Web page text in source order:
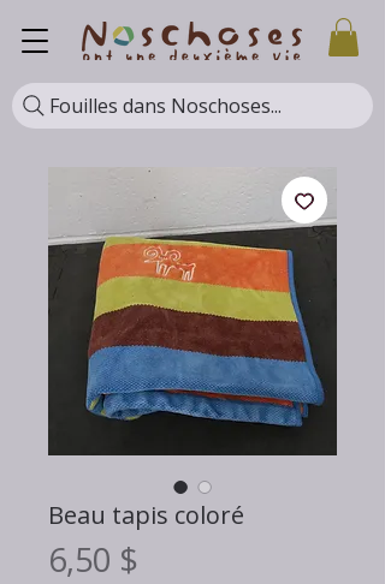
Fouilles dans Noschoses...
Beau tapis coloré
6,50 $